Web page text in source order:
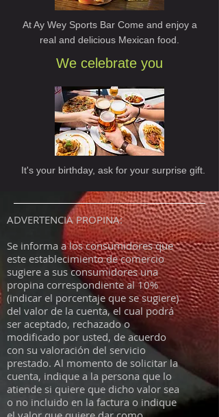
At Ay Wey Sports Bar Come and enjoy a
real and delicious Mexican food.
We celebrate you
It's your birthday, ask for your surprise gift.
ADVERTENCIA PROPINA:
Se informa a los consumidores que
este establecimiento de comercio
sugiere a sus consumidores una
propina correspondiente al 10%
(indicar el porcentaje que se sugiere)
del valor de la cuenta, el cual podrá
ser aceptado, rechazado o
modificado por usted, de acuerdo
con su valoración del servicio
prestado. Al momento de solicitar la
cuenta, indique a la persona que lo
atiende si quiere que dicho valor sea
o no incluido en la factura o indique